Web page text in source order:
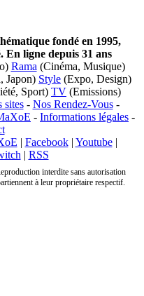
fondé en 1995,
En ligne depuis 31 ans
Rama (Cinéma, Musique)
Japon) Style (Expo, Design)
Sport) TV (Emissions)
sites- Nos Rendez-Vous-
- Informations légales -
| Facebook| Youtube|
| RSS
interdite sans autorisation
à leur propriétaire respectif.